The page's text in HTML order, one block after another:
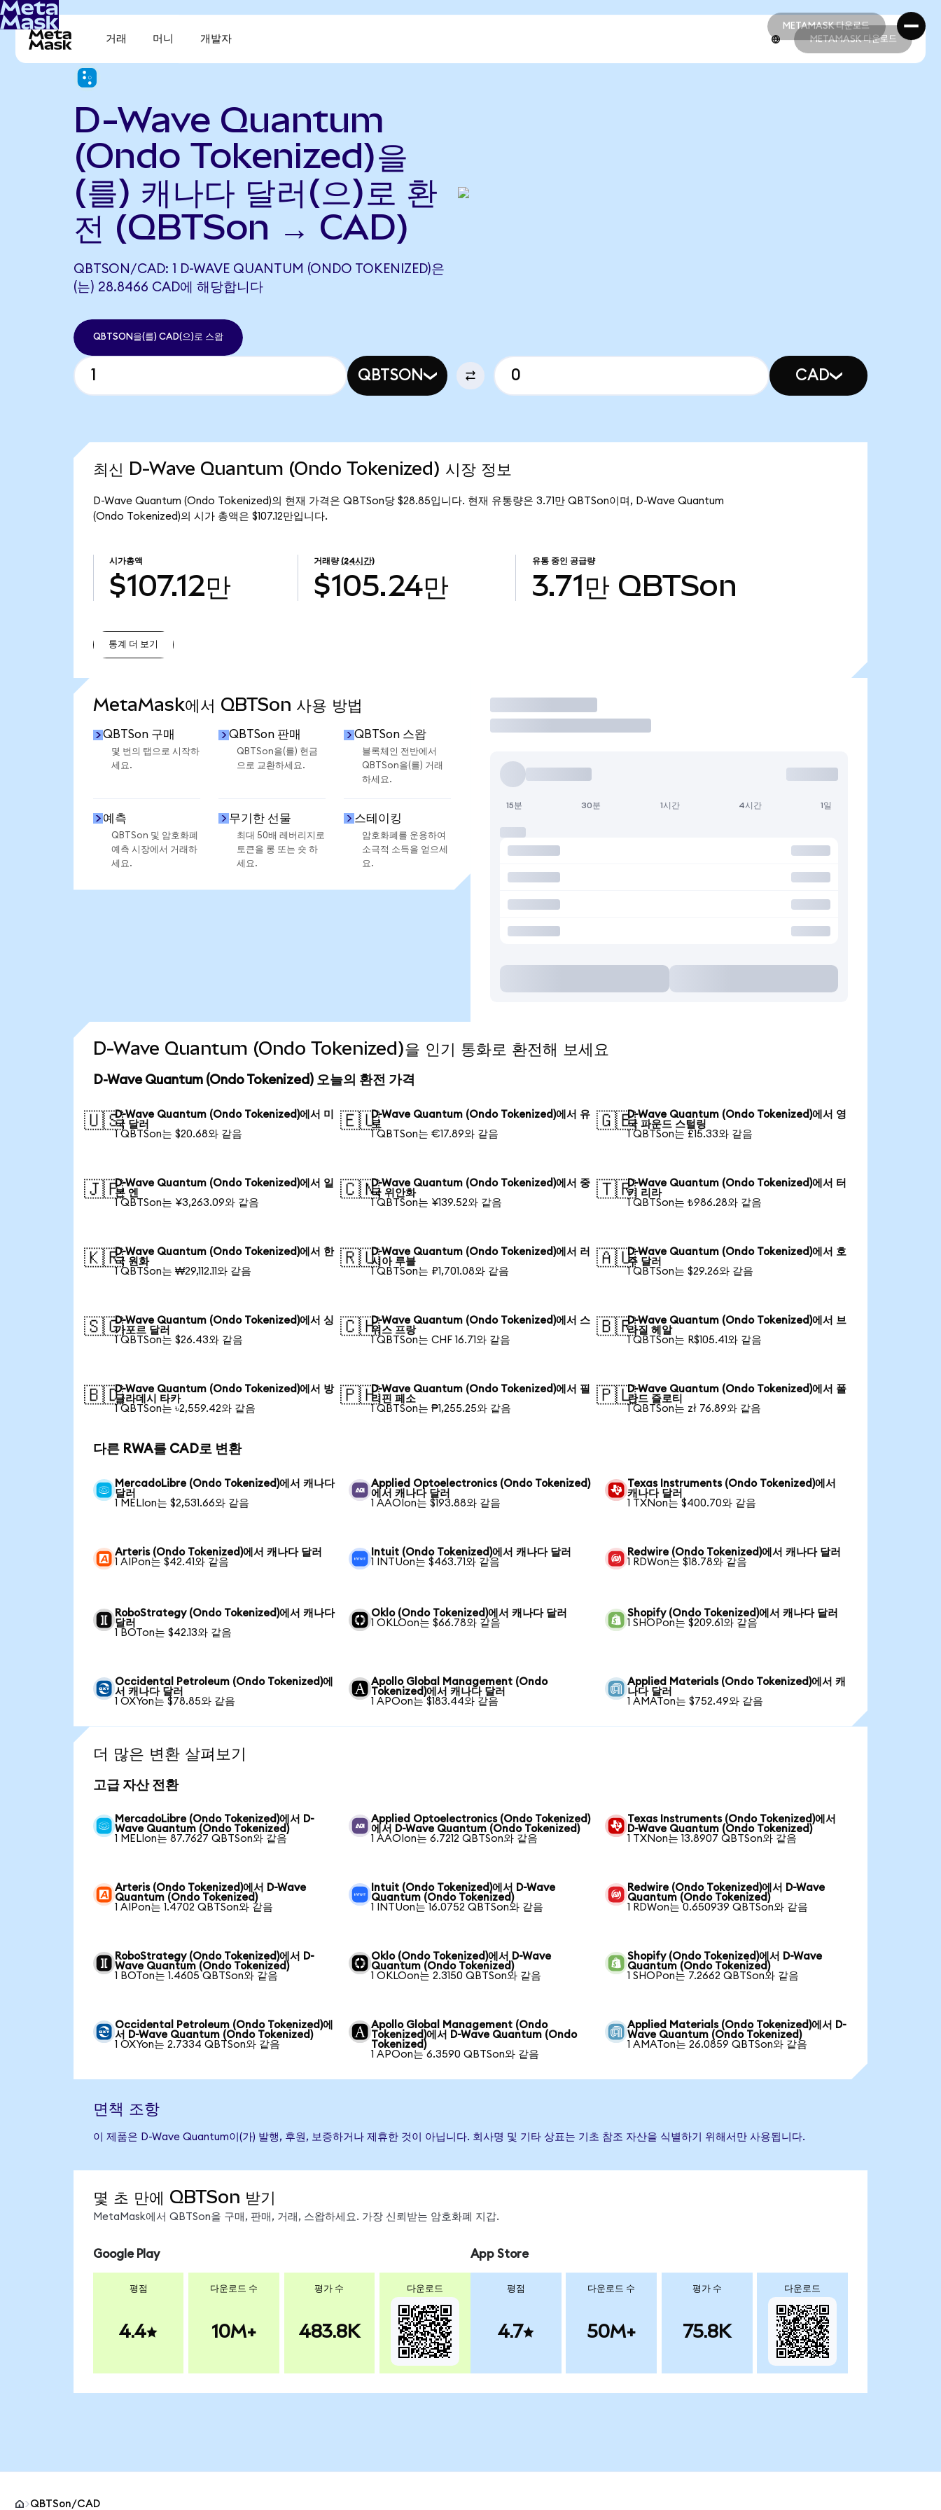
METAMASK 다운로드
METAMASK 다운로드
거래 머니 개발자 METAMASK 다운로드
D-Wave Quantum
(Ondo Tokenized)을
(를) 캐나다 달러(으)로 환
전 (QBTSon → CAD)
QBTSON/CAD: 1 D-WAVE QUANTUM (ONDO TOKENIZED)은
(는) 28.8466 CAD에 해당합니다
QBTSON을(를) CAD(으)로 스왑
QBTSON CAD
최신 D-Wave Quantum (Ondo Tokenized) 시장 정보
D-Wave Quantum (Ondo Tokenized)의 현재 가격은 QBTSon당 $28.85입니다. 현재 유통량은 3.71만 QBTSon이며, D-Wave Quantum
(Ondo Tokenized)의 시가 총액은 $107.12만입니다.
시가총액
$107.12만
거래량 (24시간)
$105.24만
유통 중인 공급량
3.71만 QBTSon
통계 더 보기
MetaMask에서 QBTSon 사용 방법
QBTSon 구매
몇 번의 탭으로 시작하
세요.
QBTSon 판매
QBTSon을(를) 현금
으로 교환하세요.
QBTSon 스왑
블록체인 전반에서
QBTSon을(를) 거래
하세요.
예측
QBTSon 및 암호화폐
예측 시장에서 거래하
세요.
무기한 선물
최대 50배 레버리지로
토큰을 롱 또는 숏 하
세요.
스테이킹
암호화폐를 운용하여
소극적 소득을 얻으세
요.
거래
15분 30분 1시간 4시간 1일
D-Wave Quantum (Ondo Tokenized)을 인기 통화로 환전해 보세요
D-Wave Quantum (Ondo Tokenized) 오늘의 환전 가격
🇺🇸D-Wave Quantum (Ondo Tokenized)에서 미
국 달러
1 QBTSon는 $20.68와 같음
🇪🇺D-Wave Quantum (Ondo Tokenized)에서 유
로
1 QBTSon는 €17.89와 같음
🇬🇧D-Wave Quantum (Ondo Tokenized)에서 영
국 파운드 스털링
1 QBTSon는 £15.33와 같음
🇯🇵D-Wave Quantum (Ondo Tokenized)에서 일
본 엔
1 QBTSon는 ¥3,263.09와 같음
🇨🇳D-Wave Quantum (Ondo Tokenized)에서 중
국 위안화
1 QBTSon는 ¥139.52와 같음
🇹🇷D-Wave Quantum (Ondo Tokenized)에서 터
키 리라
1 QBTSon는 ₺986.28와 같음
🇰🇷D-Wave Quantum (Ondo Tokenized)에서 한
국 원화
1 QBTSon는 ₩29,112.11와 같음
🇷🇺D-Wave Quantum (Ondo Tokenized)에서 러
시아 루블
1 QBTSon는 ₽1,701.08와 같음
🇦🇺D-Wave Quantum (Ondo Tokenized)에서 호
주 달러
1 QBTSon는 $29.26와 같음
🇸🇬D-Wave Quantum (Ondo Tokenized)에서 싱
가포르 달러
1 QBTSon는 $26.43와 같음
🇨🇭D-Wave Quantum (Ondo Tokenized)에서 스
위스 프랑
1 QBTSon는 CHF 16.71와 같음
🇧🇷D-Wave Quantum (Ondo Tokenized)에서 브
라질 헤알
1 QBTSon는 R$105.41와 같음
🇧🇩D-Wave Quantum (Ondo Tokenized)에서 방
글라데시 타카
1 QBTSon는 ৳2,559.42와 같음
🇵🇭D-Wave Quantum (Ondo Tokenized)에서 필
리핀 페소
1 QBTSon는 ₱1,255.25와 같음
🇵🇱D-Wave Quantum (Ondo Tokenized)에서 폴
란드 즐로티
1 QBTSon는 zł 76.89와 같음
다른 RWA를 CAD로 변환
MercadoLibre (Ondo Tokenized)에서 캐나다
달러
1 MELIon는 $2,531.66와 같음
Applied Optoelectronics (Ondo Tokenized)
에서 캐나다 달러
1 AAOIon는 $193.88와 같음
Texas Instruments (Ondo Tokenized)에서
캐나다 달러
1 TXNon는 $400.70와 같음
Arteris (Ondo Tokenized)에서 캐나다 달러
1 AIPon는 $42.41와 같음
Intuit (Ondo Tokenized)에서 캐나다 달러
1 INTUon는 $463.71와 같음
Redwire (Ondo Tokenized)에서 캐나다 달러
1 RDWon는 $18.78와 같음
RoboStrategy (Ondo Tokenized)에서 캐나다
달러
1 BOTon는 $42.13와 같음
Oklo (Ondo Tokenized)에서 캐나다 달러
1 OKLOon는 $66.78와 같음
Shopify (Ondo Tokenized)에서 캐나다 달러
1 SHOPon는 $209.61와 같음
Occidental Petroleum (Ondo Tokenized)에
서 캐나다 달러
1 OXYon는 $78.85와 같음
Apollo Global Management (Ondo
Tokenized)에서 캐나다 달러
1 APOon는 $183.44와 같음
Applied Materials (Ondo Tokenized)에서 캐
나다 달러
1 AMATon는 $752.49와 같음
더 많은 변환 살펴보기
고급 자산 전환
MercadoLibre (Ondo Tokenized)에서 D-
Wave Quantum (Ondo Tokenized)
1 MELIon는 87.7627 QBTSon와 같음
Applied Optoelectronics (Ondo Tokenized)
에서 D-Wave Quantum (Ondo Tokenized)
1 AAOIon는 6.7212 QBTSon와 같음
Texas Instruments (Ondo Tokenized)에서
D-Wave Quantum (Ondo Tokenized)
1 TXNon는 13.8907 QBTSon와 같음
Arteris (Ondo Tokenized)에서 D-Wave
Quantum (Ondo Tokenized)
1 AIPon는 1.4702 QBTSon와 같음
Intuit (Ondo Tokenized)에서 D-Wave
Quantum (Ondo Tokenized)
1 INTUon는 16.0752 QBTSon와 같음
Redwire (Ondo Tokenized)에서 D-Wave
Quantum (Ondo Tokenized)
1 RDWon는 0.650939 QBTSon와 같음
RoboStrategy (Ondo Tokenized)에서 D-
Wave Quantum (Ondo Tokenized)
1 BOTon는 1.4605 QBTSon와 같음
Oklo (Ondo Tokenized)에서 D-Wave
Quantum (Ondo Tokenized)
1 OKLOon는 2.3150 QBTSon와 같음
Shopify (Ondo Tokenized)에서 D-Wave
Quantum (Ondo Tokenized)
1 SHOPon는 7.2662 QBTSon와 같음
Occidental Petroleum (Ondo Tokenized)에
서 D-Wave Quantum (Ondo Tokenized)
1 OXYon는 2.7334 QBTSon와 같음
Apollo Global Management (Ondo
Tokenized)에서 D-Wave Quantum (Ondo
Tokenized)
1 APOon는 6.3590 QBTSon와 같음
Applied Materials (Ondo Tokenized)에서 D-
Wave Quantum (Ondo Tokenized)
1 AMATon는 26.0859 QBTSon와 같음
면책 조항
이 제품은 D-Wave Quantum이(가) 발행, 후원, 보증하거나 제휴한 것이 아닙니다. 회사명 및 기타 상표는 기초 참조 자산을 식별하기 위해서만 사용됩니다.
몇 초 만에 QBTSon 받기
MetaMask에서 QBTSon을 구매, 판매, 거래, 스왑하세요. 가장 신뢰받는 암호화폐 지갑.
Google Play
평점
4.4
다운로드 수
10M+
평가 수
483.8K
다운로드
App Store
평점
4.7
다운로드 수
50M+
평가 수
75.8K
다운로드
QBTSon/CAD